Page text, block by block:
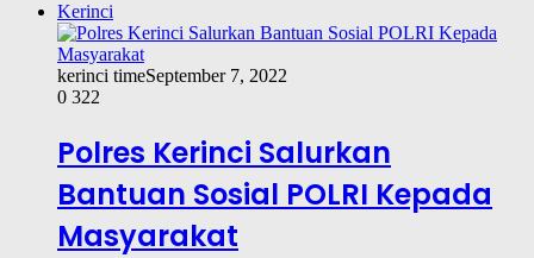
Kerinci
kerinci timeSeptember 7, 2022
0 322
Polres Kerinci Salurkan
Bantuan Sosial POLRI Kepada
Masyarakat